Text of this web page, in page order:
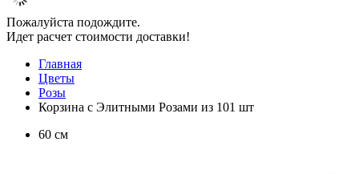
Пожалуйста подождите.
Идет расчет стоимости доставки!
Главная
Цветы
Розы
Корзина с Элитными Розами из 101 шт
60 см